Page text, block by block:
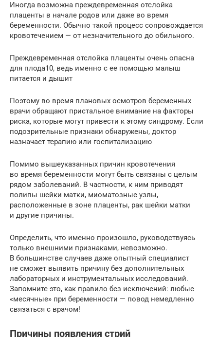
Иногда возможна преждевременная отслойка
плаценты в начале родов или даже во время
беременности. Обычно такой процесс сопровождается
кровотечением — от незначительного до обильного.
Преждевременная отслойка плаценты очень опасна
для плода10, ведь именно с ее помощью малыш
питается и дышит
Поэтому во время плановых осмотров беременных
врачи обращают пристальное внимание на факторы
риска, которые могут привести к этому синдрому. Если
подозрительные признаки обнаружены, доктор
назначает терапию или госпитализацию
Помимо вышеуказанных причин кровотечения
во время беременности могут быть связаны с целым
рядом заболеваний. В частности, к ним приводят
полипы шейки матки, миоматозные узлы,
расположенные в зоне плаценты, рак шейки матки
и другие причины.
Определить, что именно произошло, руководствуясь
только внешними признаками, невозможно.
В большинстве случаев даже опытный специалист
не сможет выявить причину без дополнительных
лабораторных и инструментальных исследований.
Запомните это, как правило без исключений: любые
«месячные» при беременности — повод немедленно
связаться с врачом!
Причины появления стрий